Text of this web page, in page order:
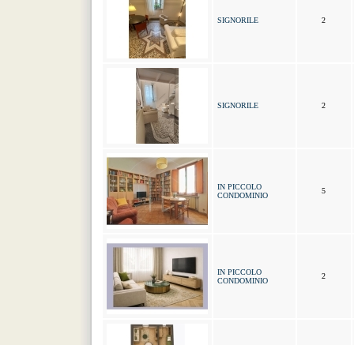
SIGNORILE 2
SIGNORILE 2
IN PICCOLO
CONDOMINIO
5
IN PICCOLO
CONDOMINIO
2